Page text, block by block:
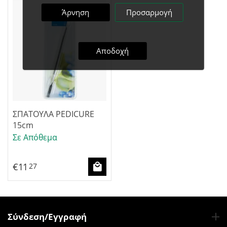
ΣΠΑΤΟΥΛΑ PEDICURE
15cm
Σε Απόθεμα
€11 27
Σύνδεση/Εγγραφή
Άρνηση Προσαρμογή
Αποδοχή